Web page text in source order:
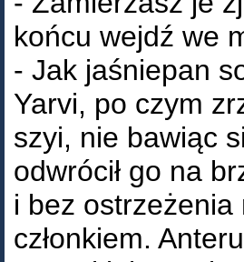
końcu wejdź we
- Jak jaśniepan
Yarvi, po czym
szyi, nie bawiąc
odwrócił go na
i bez ostrzeżenia
członkiem.